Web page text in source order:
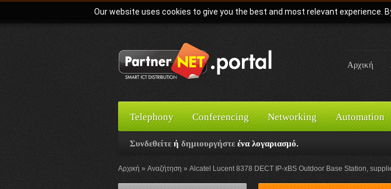
Our website uses cookies to give you the best and most relevant experience.
Αρχική
Telephony Conferencing Networking Automation
Συνδεθείτε ή δημιουργήστε ένα λογαριασμό.
Αρχική Αναζήτηση Alcatel Lucent 8378 DECT IP-xBS Outdoor Base Station,